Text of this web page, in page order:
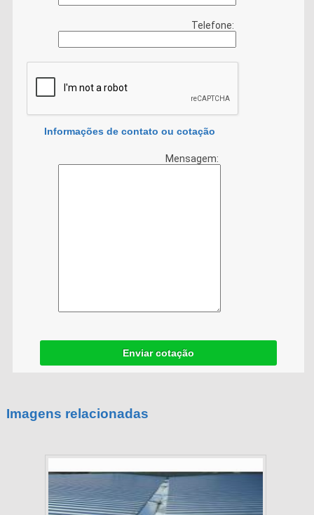
Telefone:
Informações de contato ou cotação
Mensagem:
Enviar cotação
Imagens relacionadas